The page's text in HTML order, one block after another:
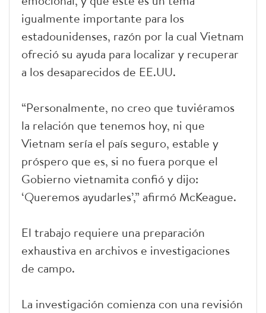
igualmente importante para los
estadounidenses, razón por la cual Vietnam
ofreció su ayuda para localizar y recuperar
a los desaparecidos de EE.UU.
“Personalmente, no creo que tuviéramos
la relación que tenemos hoy, ni que
Vietnam sería el país seguro, estable y
próspero que es, si no fuera porque el
Gobierno vietnamita confió y dijo:
‘Queremos ayudarles’,” afirmó McKeague.
El trabajo requiere una preparación
exhaustiva en archivos e investigaciones
de campo.
La investigación comienza con una revisión